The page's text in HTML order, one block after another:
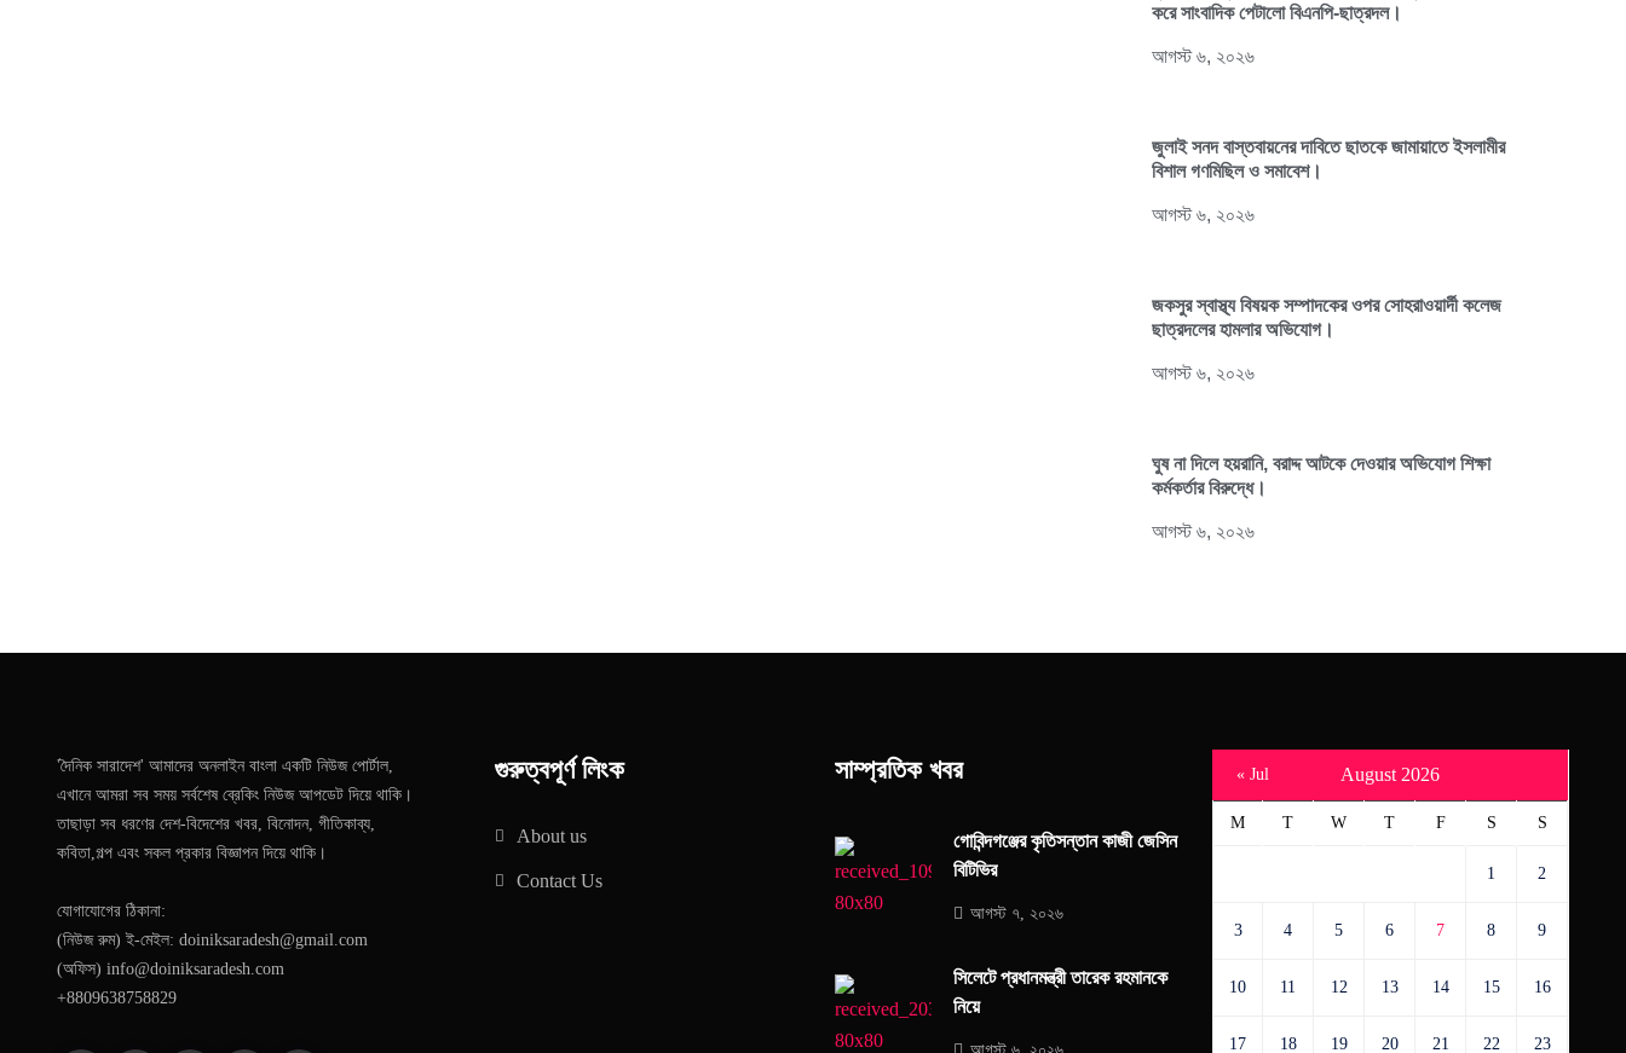
করে সাংবাদিক পেটালো বিএনপি-ছাত্রদল।
আগস্ট ৬, ২০২৬
জুলাই সনদ বাস্তবায়নের দাবিতে ছাতকে জামায়াতে ইসলামীর
বিশাল গণমিছিল ও সমাবেশ।
আগস্ট ৬, ২০২৬
জকসুর স্বাস্থ্য বিষয়ক সম্পাদকের ওপর সোহরাওয়ার্দী কলেজ
ছাত্রদলের হামলার অভিযোগ।
আগস্ট ৬, ২০২৬
ঘুষ না দিলে হয়রানি, বরাদ্দ আটকে দেওয়ার অভিযোগ শিক্ষা
কর্মকর্তার বিরুদ্ধে।
আগস্ট ৬, ২০২৬
'দৈনিক সারাদেশ' আমাদের অনলাইন বাংলা একটি নিউজ পোর্টাল,
এখানে আমরা সব সময় সর্বশেষ ব্রেকিং নিউজ আপডেট দিয়ে থাকি।
তাছাড়া সব ধরণের দেশ-বিদেশের খবর, বিনোদন, গীতিকাব্য,
কবিতা,গল্প এবং সকল প্রকার বিজ্ঞাপন দিয়ে থাকি।
যোগাযোগের ঠিকানা:
(নিউজ রুম) ই-মেইল: doiniksaradesh@gmail.com
(অফিস) info@doiniksaradesh.com
+8809638758829
গুরুত্বপূর্ণ লিংক
About us
Contact Us
সাম্প্রতিক খবর
গোবিন্দগঞ্জের কৃতিসন্তান কাজী জেসিন
বিটিভির
আগস্ট ৭, ২০২৬
সিলেটে প্রধানমন্ত্রী তারেক রহমানকে
নিয়ে
August 2026
M T W T F S S
1 2
3 4 5 6 7 8 9
10 11 12 13 14 15 16
17 18 19 20 21 22 23
« Jul